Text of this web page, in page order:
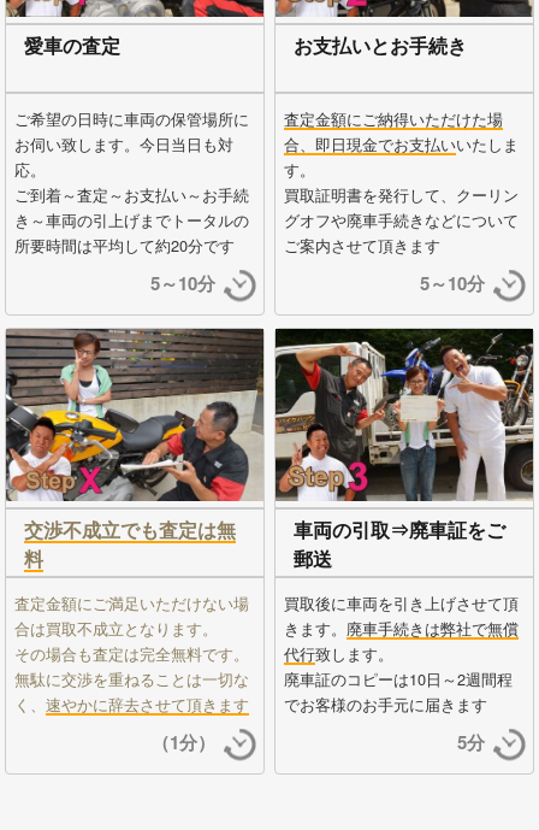
愛車の査定
ご希望の日時に車両の保管場所に
お伺い致します。今日当日も対
応。
ご到着～査定～お支払い～お手続
き～車両の引上げまでトータルの
所要時間は平均して約20分です
5～10分
お支払いとお手続き
査定金額にご納得いただけた場
合、即日現金でお支払いいたしま
す。
買取証明書を発行して、クーリン
グオフや廃車手続きなどについて
ご案内させて頂きます
5～10分
交渉不成立でも査定は無
料
査定金額にご満足いただけない場
合は買取不成立となります。
その場合も査定は完全無料です。
無駄に交渉を重ねることは一切な
く、 速やかに辞去させて頂きます
（1分）
車両の引取⇒廃車証をご
郵送
買取後に車両を引き上げさせて頂
きます。 廃車手続きは弊社で無償
代行致します。
廃車証のコピーは10日～2週間程
でお客様のお手元に届きます
5分